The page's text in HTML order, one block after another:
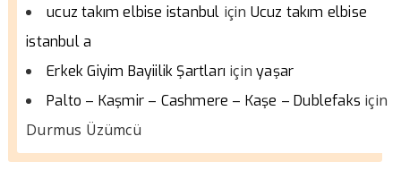
ucuz takım elbise istanbul için Ucuz takım elbise
istanbul a
Erkek Giyim Bayiilik Şartları içinyaşar
Palto – Kaşmir – Cashmere – Kaşe – Dublefaks için
Durmus Üzümcü